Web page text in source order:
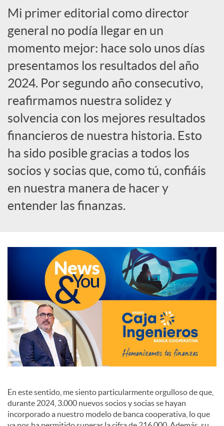
e
n
R
e
d
e
s
S
o
c
i
a
l
Mi primer editorial como director
general no podía llegar en un
momento mejor: hace solo unos días
presentamos los resultados del año
2024. Por segundo año consecutivo,
reafirmamos nuestra solidez y
solvencia con los mejores resultados
financieros de nuestra historia. Esto
ha sido posible gracias a todos los
socios y socias que, como tú, confiáis
en nuestra manera de hacer y
entender las finanzas.
En este sentido, me siento particularmente orgulloso de que,
durante 2024, 3.000 nuevos socios y socias se hayan
incorporado a nuestro modelo de banca cooperativa, lo que